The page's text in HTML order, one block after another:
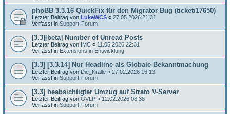
phpBB 3.3.16 QuickFix für den Migrator Bug (ticket/17650)
Letzter Beitrag von LukeWCS « 27.05.2026 21:31
Verfasst in Support-Forum
[3.3][beta] Number of Unread Posts
Letzter Beitrag von IMC « 11.05.2026 22:31
Verfasst in Extensions in Entwicklung
[3.3] [3.3.14] Nur Headline als Globale Bekanntmachung
Letzter Beitrag von Die_Kralle « 27.02.2026 16:13
Verfasst in Support-Forum
[3.3] beabsichtigter Umzug auf Strato V-Server
Letzter Beitrag von GVLP « 12.02.2026 08:38
Verfasst in Support-Forum